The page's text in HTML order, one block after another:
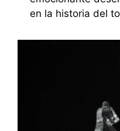
en la historia del